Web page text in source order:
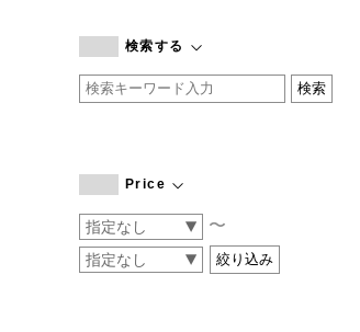
by basics
CATWORTH
COGTHEBIGSMOKE
CONVERSE
DEAN & DELUCA
検索する
Price
〜